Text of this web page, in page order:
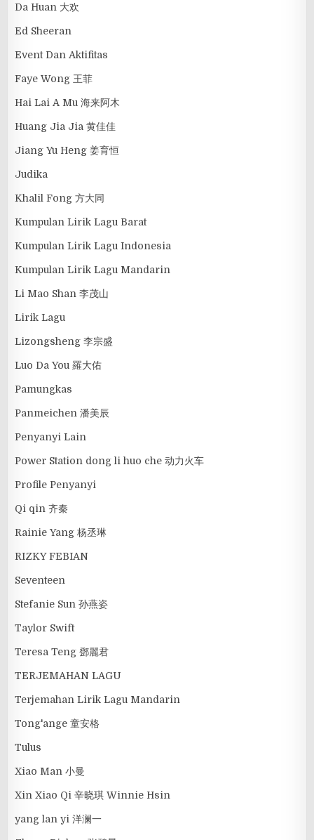
Da Huan 大欢
Ed Sheeran
Event Dan Aktifitas
Faye Wong 王菲
Hai Lai A Mu 海来阿木
Huang Jia Jia 黄佳佳
Jiang Yu Heng 姜育恒
Judika
Khalil Fong 方大同
Kumpulan Lirik Lagu Barat
Kumpulan Lirik Lagu Indonesia
Kumpulan Lirik Lagu Mandarin
Li Mao Shan 李茂山
Lirik Lagu
Lizongsheng 李宗盛
Luo Da You 羅大佑
Pamungkas
Panmeichen 潘美辰
Penyanyi Lain
Power Station dong li huo che 动力火车
Profile Penyanyi
Qi qin 齐秦
Rainie Yang 杨丞琳
RIZKY FEBIAN
Seventeen
Stefanie Sun 孙燕姿
Taylor Swift
Teresa Teng 鄧麗君
TERJEMAHAN LAGU
Terjemahan Lirik Lagu Mandarin
Tong'ange 童安格
Tulus
Xiao Man 小曼
Xin Xiao Qi 辛晓琪 Winnie Hsin
yang lan yi 洋澜一